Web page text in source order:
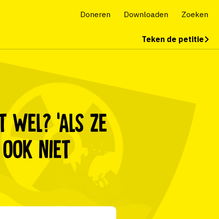
Doneren Downloaden Zoeken
Teken de petitie
‘Als ze
niet